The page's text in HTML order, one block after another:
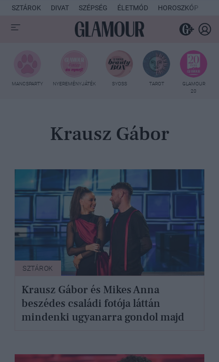
SZTÁROK DIVAT SZÉPSÉG ÉLETMÓD HOROSZKÓP
MANCSPARTY NYEREMÉNYJÁTÉK SYOSS TAROT
GLAMOUR
20
Krausz Gábor
SZTÁROK
Krausz Gábor és Mikes Anna
beszédes családi fotója láttán
mindenki ugyanarra gondol majd